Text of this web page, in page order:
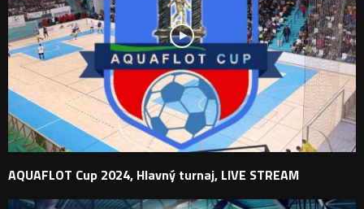
AQUAFLOT Cup 2024, Hlavný turnaj, LIVE STREAM